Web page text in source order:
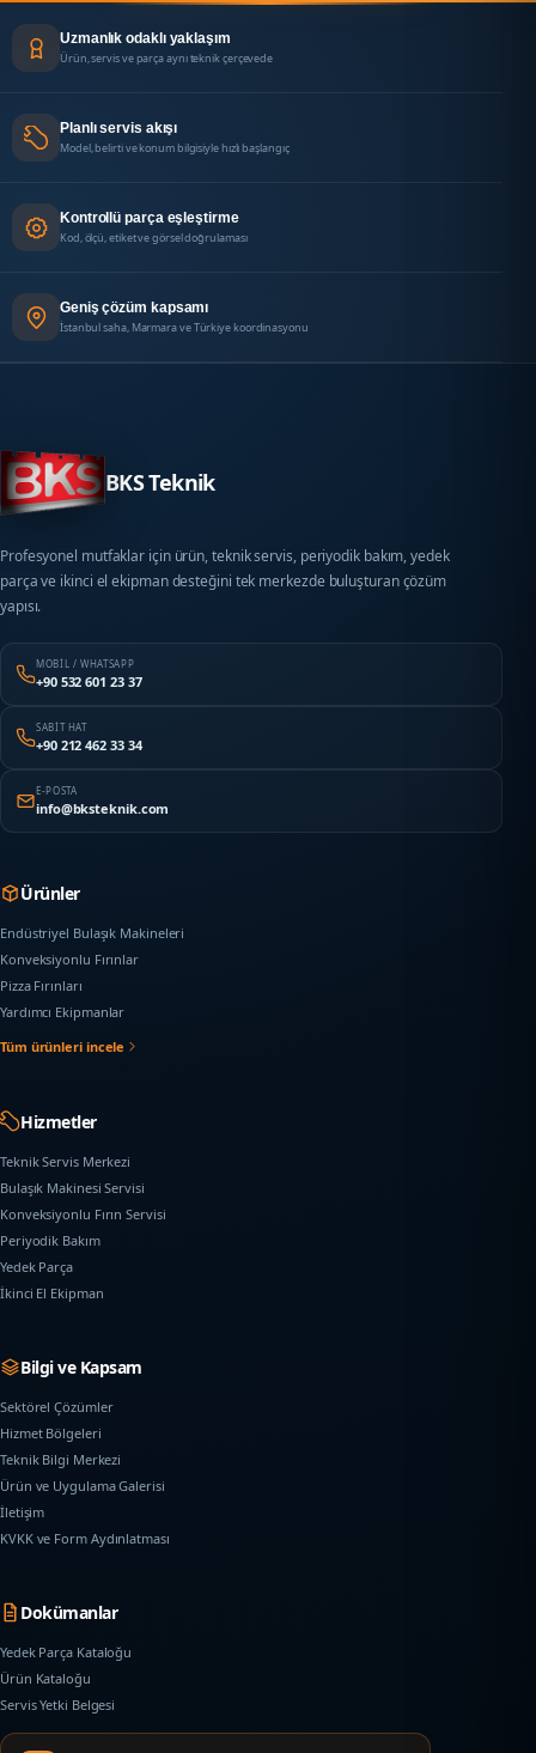
Uzmanlık odaklı yaklaşım
Ürün, servis ve parça aynı teknik çerçevede
Planlı servis akışı
Model, belirti ve konum bilgisiyle hızlı başlangıç
Kontrollü parça eşleştirme
Kod, ölçü, etiket ve görsel doğrulaması
Geniş çözüm kapsamı
İstanbul saha, Marmara ve Türkiye koordinasyonu
BKS Teknik
Profesyonel mutfaklar için ürün, teknik servis, periyodik bakım, yedek
parça ve ikinci el ekipman desteğini tek merkezde buluşturan çözüm
yapısı.
MOBIL / WHATSAPP
+90 532 601 23 37
SABIT HAT
+90 212 462 33 34
E-POSTA
info@bksteknik.com
Ürünler
Endüstriyel Bulaşık Makineleri
Konveksiyonlu Fırınlar
Pizza Fırınları
Yardımcı Ekipmanlar
Tüm ürünleri incele
Hizmetler
Teknik Servis Merkezi
Bulaşık Makinesi Servisi
Konveksiyonlu Fırın Servisi
Periyodik Bakım
Yedek Parça
İkinci El Ekipman
Bilgi ve Kapsam
Sektörel Çözümler
Hizmet Bölgeleri
Teknik Bilgi Merkezi
Ürün ve Uygulama Galerisi
İletişim
KVKK ve Form Aydınlatması
Dokümanlar
Yedek Parça Kataloğu
Ürün Kataloğu
Servis Yetki Belgesi